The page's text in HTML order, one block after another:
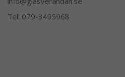
Tel: 079-3495968